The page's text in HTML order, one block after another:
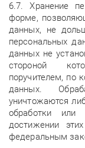
6.7. Хранение
форме,
данных, не
персональных
данных не
стороной
поручителем, по
данных.
уничтожаются
обработки
достижении
федеральным